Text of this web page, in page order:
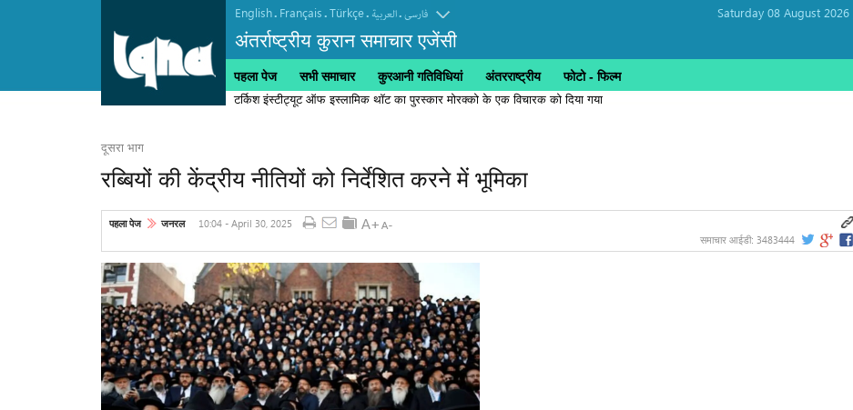
English. Français.Türkçe. العربیة.فارسی
अंतर्राष्ट्रीय कुरान समाचार एजेंसी
Saturday 08 August 2026 ,
पहला पेज सभी समाचार कुरआनी गतिविधियां अंतरराष्ट्रीय फोटो - फिल्म
टर्किश इंस्टीट्यूट ऑफ इस्लामिक थॉट का पुरस्कार मोरक्को के एक विचारक को दिया गया
दूसरा भाग
रब्बियों की केंद्रीय नीतियों को निर्देशित करने में भूमिका
पहला पेज जनरल 10:04 - April 30, 2025
समाचार आईडी: 3483444